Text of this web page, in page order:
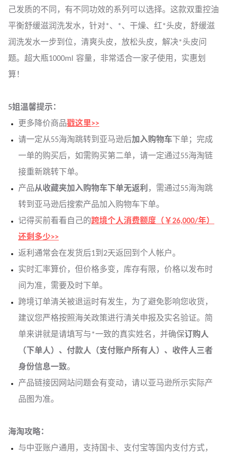
己发质的不同，有不同功效的系列可以选择。这款双重控油
平衡舒缓滋润洗发水，针对*、*、干燥、红*头皮，舒缓滋
润洗发水一步到位，清爽头皮，放松头皮，解决*头皮问
题。超大瓶1000ml 容量，非常适合一家子使用，实惠划
算！
5姐温馨提示：
更多降价商品戳这里>>
请一定从55海淘跳转到亚马逊后加入购物车 下单；完成
一单的购买后，如需购买第二单，请一定通过55海淘链
接重新跳转下单。
产品从收藏夹加入购物车下单无返利 ，需通过55海淘跳
转到亚马逊后搜索产品加入购物车下单。
记得买前看看自己的跨境个人消费额度（￥26,000/年）
还剩多少>>
返利通常会在发货后1到2天返回到个人帐户。
实时汇率算价，但价格多变，库存有限，价格以发布时
间为准，需要及时下单。
跨境订单清关被退运时有发生，为了避免影响您收货，
建议您严格按照海关政策进行清关申报及实名验证。简
单来讲就是请填写与*一致的真实姓名，并确保订购人
（下单人）、付款人（支付账户所有人）、收件人三者
身份信息一致。
产品链接因网站问题会有变动，请以亚马逊所示实际产
品图为准。
海淘攻略：
与中亚账户通用，支持国卡、支付宝等国内支付方式，